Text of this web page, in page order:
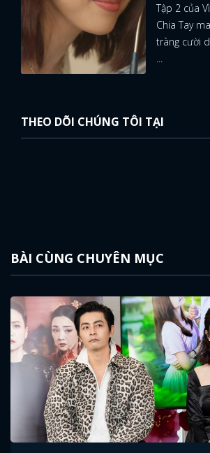
Tập 2 của
Chia Tay
tràng cười
...
THEO DÕI CHÚNG TÔI TẠI
BÀI CÙNG CHUYÊN MỤC